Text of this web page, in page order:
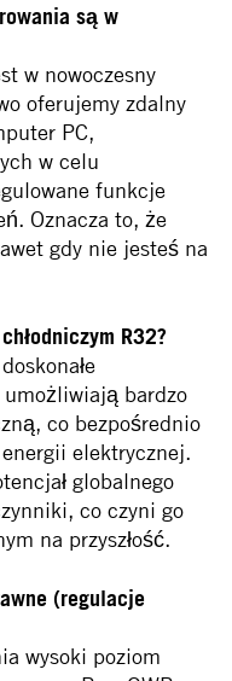
są w
w nowoczesny
oferujemy zdalny
PC,
w celu
funkcje
Oznacza to, że
gdy nie jesteś na
R32?
umożliwiają bardzo
co bezpośrednio
elektrycznej.
globalnego
co czyni go
na przyszłość.
(regulacje
wysoki poziom